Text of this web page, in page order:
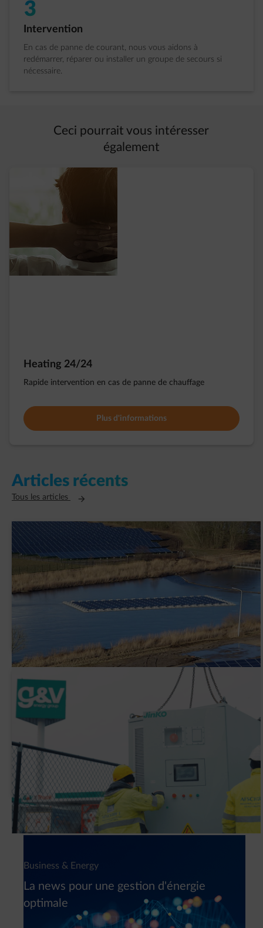
3
�tape 3 sur 3:
Intervention
En cas de panne de courant, nous vous aidons à
redémarrer, réparer ou installer un groupe de secours si
nécessaire.
Ceci pourrait vous intéresser
également
Heating 24/24
Rapide intervention en cas de panne de chauffage
Plus d'informations
Articles récents
Tous les articles Ouvre un nouvel onglet
AVK Plastics signe un contrat PPA avec
Pourquoi G&V a-t-elle installé un système
de batteries intelligent (BESS) ?
Newsletter
Business & Energy
La news pour une gestion d'énergie
optimale